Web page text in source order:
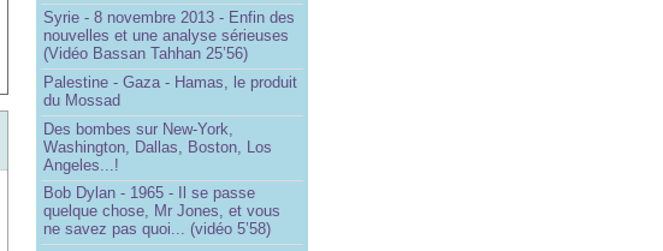
Syrie - 8 novembre 2013 - Enfin des
nouvelles et une analyse sérieuses
(Vidéo Bassan Tahhan 25’56)
Palestine - Gaza - Hamas, le produit
du Mossad
Des bombes sur New-York,
Washington, Dallas, Boston, Los
Angeles...!
Bob Dylan - 1965 - Il se passe
quelque chose, Mr Jones, et vous
ne savez pas quoi... (vidéo 5’58)